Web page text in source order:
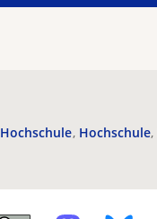
Hochschule Hochschule